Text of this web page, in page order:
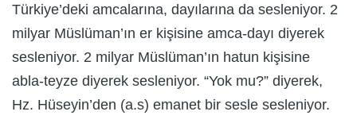
Türkiye’deki amcalarına, dayılarına da sesleniyor. 2
milyar Müslüman’ın er kişisine amca-dayı diyerek
sesleniyor. 2 milyar Müslüman’ın hatun kişisine
abla-teyze diyerek sesleniyor. “Yok mu?” diyerek,
Hz. Hüseyin’den (a.s) emanet bir sesle sesleniyor.